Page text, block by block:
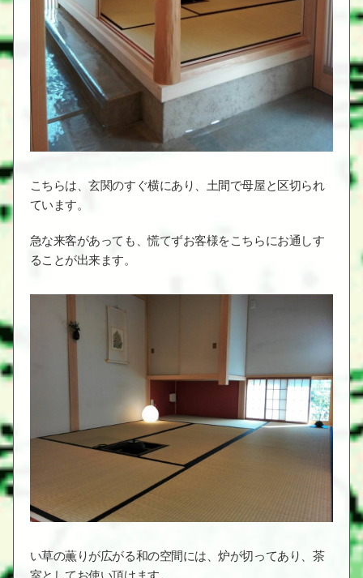
こちらは、玄関のすぐ横にあり、土間で母屋と区切られ
ています。
急な来客があっても、慌てずお客様をこちらにお通しす
ることが出来ます。
い草の薫りが広がる和の空間には、炉が切ってあり、茶